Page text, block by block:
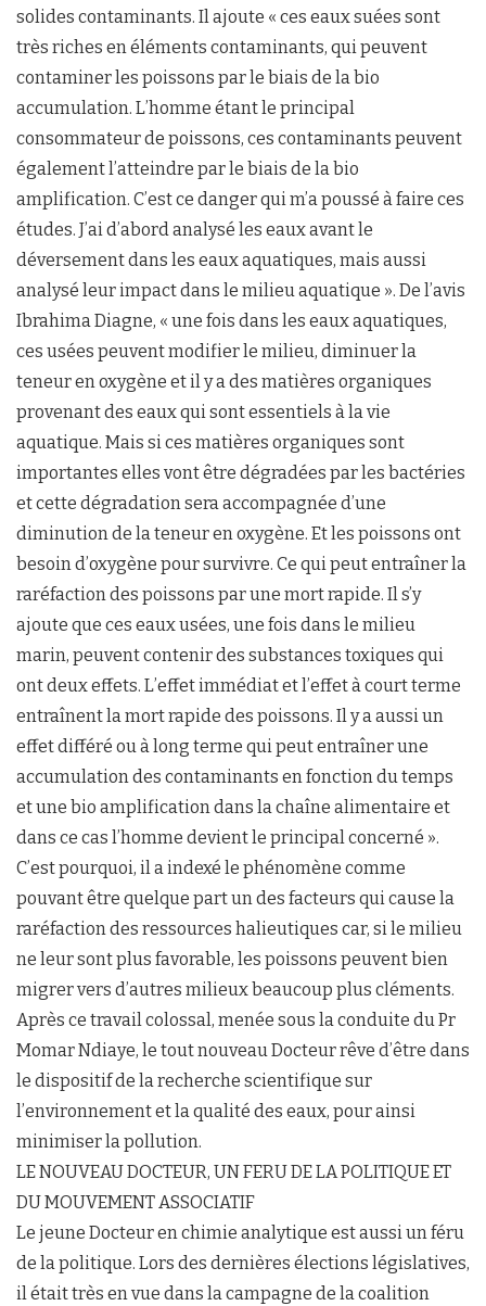
solides contaminants. Il ajoute « ces eaux suées sont
très riches en éléments contaminants, qui peuvent
contaminer les poissons par le biais de la bio
accumulation. L’homme étant le principal
consommateur de poissons, ces contaminants peuvent
également l’atteindre par le biais de la bio
amplification. C’est ce danger qui m’a poussé à faire ces
études. J’ai d’abord analysé les eaux avant le
déversement dans les eaux aquatiques, mais aussi
analysé leur impact dans le milieu aquatique ». De l’avis
Ibrahima Diagne, « une fois dans les eaux aquatiques,
ces usées peuvent modifier le milieu, diminuer la
teneur en oxygène et il y a des matières organiques
provenant des eaux qui sont essentiels à la vie
aquatique. Mais si ces matières organiques sont
importantes elles vont être dégradées par les bactéries
et cette dégradation sera accompagnée d’une
diminution de la teneur en oxygène. Et les poissons ont
besoin d’oxygène pour survivre. Ce qui peut entraîner la
raréfaction des poissons par une mort rapide. Il s’y
ajoute que ces eaux usées, une fois dans le milieu
marin, peuvent contenir des substances toxiques qui
ont deux effets. L’effet immédiat et l’effet à court terme
entraînent la mort rapide des poissons. Il y a aussi un
effet différé ou à long terme qui peut entraîner une
accumulation des contaminants en fonction du temps
et une bio amplification dans la chaîne alimentaire et
dans ce cas l’homme devient le principal concerné ».
C’est pourquoi, il a indexé le phénomène comme
pouvant être quelque part un des facteurs qui cause la
raréfaction des ressources halieutiques car, si le milieu
ne leur sont plus favorable, les poissons peuvent bien
migrer vers d’autres milieux beaucoup plus cléments.
Après ce travail colossal, menée sous la conduite du Pr
Momar Ndiaye, le tout nouveau Docteur rêve d’être dans
le dispositif de la recherche scientifique sur
l’environnement et la qualité des eaux, pour ainsi
minimiser la pollution.
LE NOUVEAU DOCTEUR, UN FERU DE LA POLITIQUE ET
DU MOUVEMENT ASSOCIATIF
Le jeune Docteur en chimie analytique est aussi un féru
de la politique. Lors des dernières élections législatives,
il était très en vue dans la campagne de la coalition